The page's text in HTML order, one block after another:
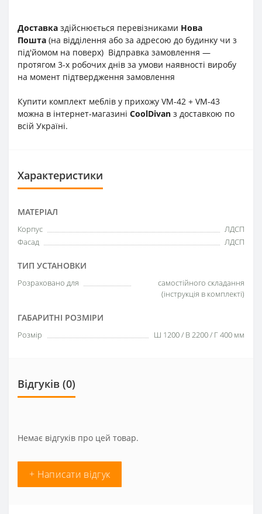
Доставка здійснюється перевізниками Нова
Пошта (на відділення або за адресою до будинку чи з
під'йомом на поверх) Відправка замовлення —
протягом 3-х робочих днів за умови наявності виробу
на момент підтвердження замовлення
Купити комплект меблів у прихожу VM-42 + VM-43
можна в інтернет-магазині CoolDivan з доставкою по
всій Україні.
Характеристики
МАТЕРІАЛ
Корпус
ЛДСП
Фасад
ЛДСП
ТИП УСТАНОВКИ
Розраховано для
самостійного складання
(інструкція в комплекті)
ГАБАРИТНІ РОЗМІРИ
Розмір Ш 1200 / В 2200 / Г 400 мм
Відгуків (0)
Немає відгуків про цей товар.
+ Написати відгук